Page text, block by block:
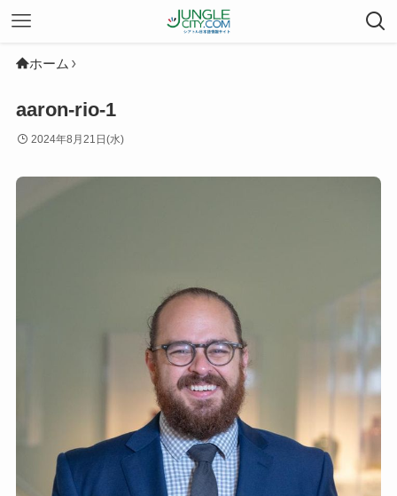
ホーム
aaron-rio-1
2024年8月21日(水)